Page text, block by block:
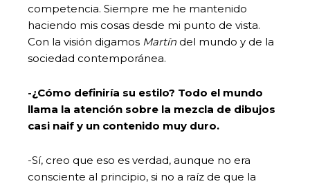
competencia. Siempre me he mantenido
haciendo mis cosas desde mi punto de vista.
Con la visión digamos Martín del mundo y de la
sociedad contemporánea.
-¿Cómo definiría su estilo? Todo el mundo
llama la atención sobre la mezcla de dibujos
casi naif y un contenido muy duro.
-Sí, creo que eso es verdad, aunque no era
consciente al principio, si no a raíz de que la